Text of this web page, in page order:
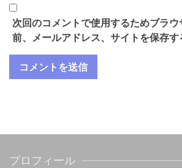
次回のコメントで使用するためブラウ
前、メールアドレス、サイトを保存す
プロフィール